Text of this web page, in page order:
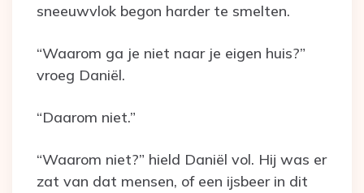
sneeuwvlok begon harder te smelten.
“Waarom ga je niet naar je eigen huis?”
vroeg Daniël.
“Daarom niet.”
“Waarom niet?” hield Daniël vol. Hij was er
zat van dat mensen, of een ijsbeer in dit